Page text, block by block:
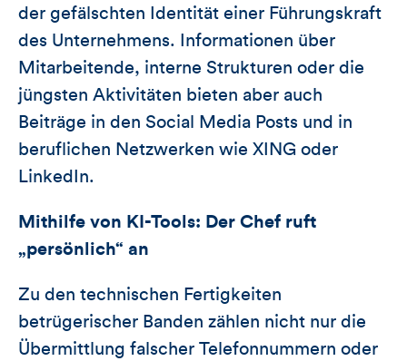
der gefälschten Identität einer Führungskraft
des Unternehmens. Informationen über
Mitarbeitende, interne Strukturen oder die
jüngsten Aktivitäten bieten aber auch
Beiträge in den Social Media Posts und in
beruflichen Netzwerken wie XING oder
LinkedIn.
Mithilfe von KI-Tools: Der Chef ruft
„persönlich“ an
Zu den technischen Fertigkeiten
betrügerischer Banden zählen nicht nur die
Übermittlung falscher Telefonnummern oder